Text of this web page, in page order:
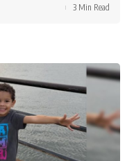
3 Min Read